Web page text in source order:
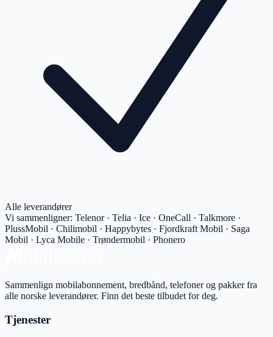
Alle leverandører
Vi sammenligner: Telenor · Telia · Ice · OneCall · Talkmore ·
PlussMobil · Chilimobil · Happybytes · Fjordkraft Mobil · Saga
Mobil · Lyca Mobile · Trøndermobil · Phonero
Sammenlign mobilabonnement, bredbånd, telefoner og pakker fra
alle norske leverandører. Finn det beste tilbudet for deg.
Tjenester